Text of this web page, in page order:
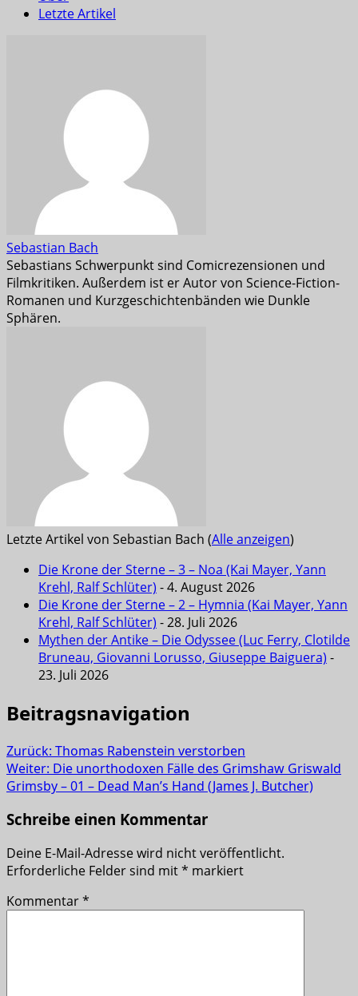
Letzte Artikel
Sebastian Bach
Sebastians Schwerpunkt sind Comicrezensionen und
Filmkritiken. Außerdem ist er Autor von Science-Fiction-
Romanen und Kurzgeschichtenbänden wie Dunkle
Sphären.
Letzte Artikel von Sebastian Bach (Alle anzeigen)
Die Krone der Sterne – 3 – Noa (Kai Mayer, Yann
Krehl, Ralf Schlüter) - 4. August 2026
Die Krone der Sterne – 2 – Hymnia (Kai Mayer, Yann
Krehl, Ralf Schlüter) - 28. Juli 2026
Mythen der Antike – Die Odyssee (Luc Ferry, Clotilde
Bruneau, Giovanni Lorusso, Giuseppe Baiguera) -
23. Juli 2026
Beitragsnavigation
Zurück: Thomas Rabenstein verstorben
Weiter: Die unorthodoxen Fälle des Grimshaw Griswald
Grimsby – 01 – Dead Man’s Hand (James J. Butcher)
Schreibe einen Kommentar
Deine E-Mail-Adresse wird nicht veröffentlicht.
Erforderliche Felder sind mit* markiert
Kommentar*